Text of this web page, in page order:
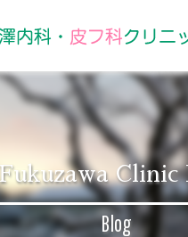
Fukuzawa Clinic
Blog